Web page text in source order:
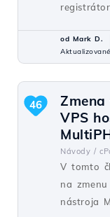
od Mark D.
VPS
Návody /
V tomto
na
nástroja
46